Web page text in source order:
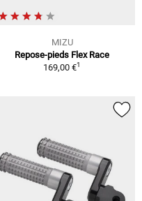
MIZU
Repose-pieds Flex Race
169,00 €1